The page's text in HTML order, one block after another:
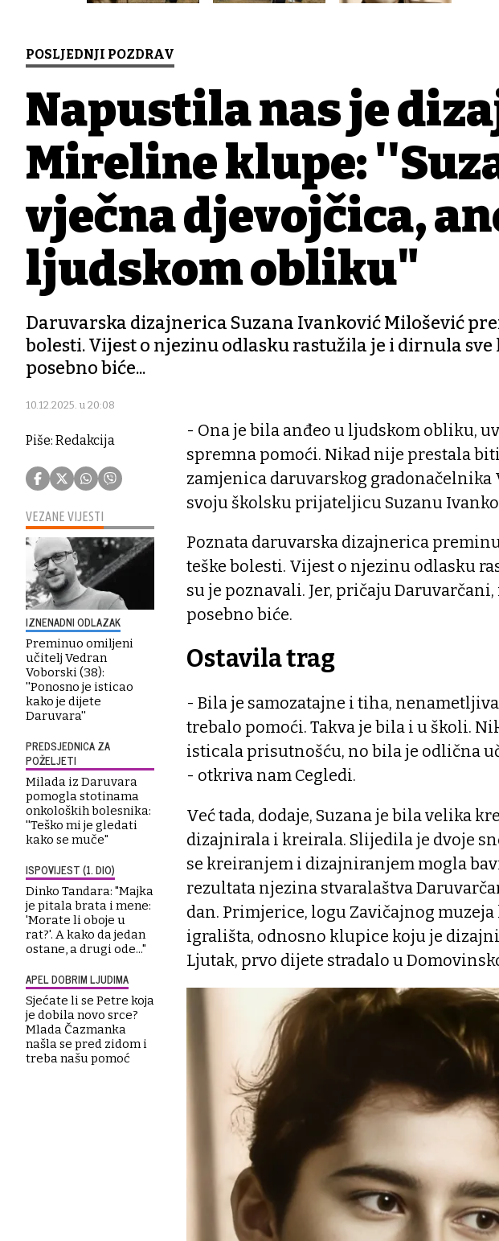
POSLJEDNJI POZDRAV
Napustila nas je
Mireline klupe:
vječna djevojčica,
ljudskom obliku"
Daruvarska dizajnerica Suzana Ivanković Milošević
bolesti. Vijest o njezinu odlasku rastužila je i dirnula sve
posebno biće...
10.12.2025. u 20:08
Piše: Redakcija
VEZANE VIJESTI
IZNENADNI ODLAZAK
Preminuo omiljeni
učitelj Vedran
Voborski (38):
''Ponosno je isticao
kako je dijete
Daruvara''
PREDSJEDNICA ZA
POŽELJETI
Milada iz Daruvara
pomogla stotinama
onkoloških bolesnika:
''Teško mi je gledati
kako se muče"
ISPOVIJEST (1. DIO)
Dinko Tandara: "Majka
je pitala brata i mene:
'Morate li oboje u
rat?'. A kako da jedan
ostane, a drugi ode..."
APEL DOBRIM LJUDIMA
Sjećate li se Petre koja
je dobila novo srce?
Mlada Čazmanka
našla se pred zidom i
treba našu pomoć
- Ona je bila anđeo u ljudskom obliku,
spremna pomoći. Nikad nije prestala
zamjenica daruvarskog gradonačelnika
svoju školsku prijateljicu Suzanu
Poznata daruvarska dizajnerica
teške bolesti. Vijest o njezinu odlasku
su je poznavali. Jer, pričaju
posebno biće.
Ostavila trag
- Bila je samozatajne i tiha,
trebalo pomoći. Takva je bila i u školi.
isticala prisutnošću, no bila je odlična
- otkriva nam Cegledi.
Već tada, dodaje, Suzana je bila velika
dizajnirala i kreirala. Slijedila je dvoje
se kreiranjem i dizajniranjem mogla
rezultata njezina stvaralaštva
dan. Primjerice, logu Zavičajnog
igrališta, odnosno klupice koju je
Ljutak, prvo dijete stradalo u